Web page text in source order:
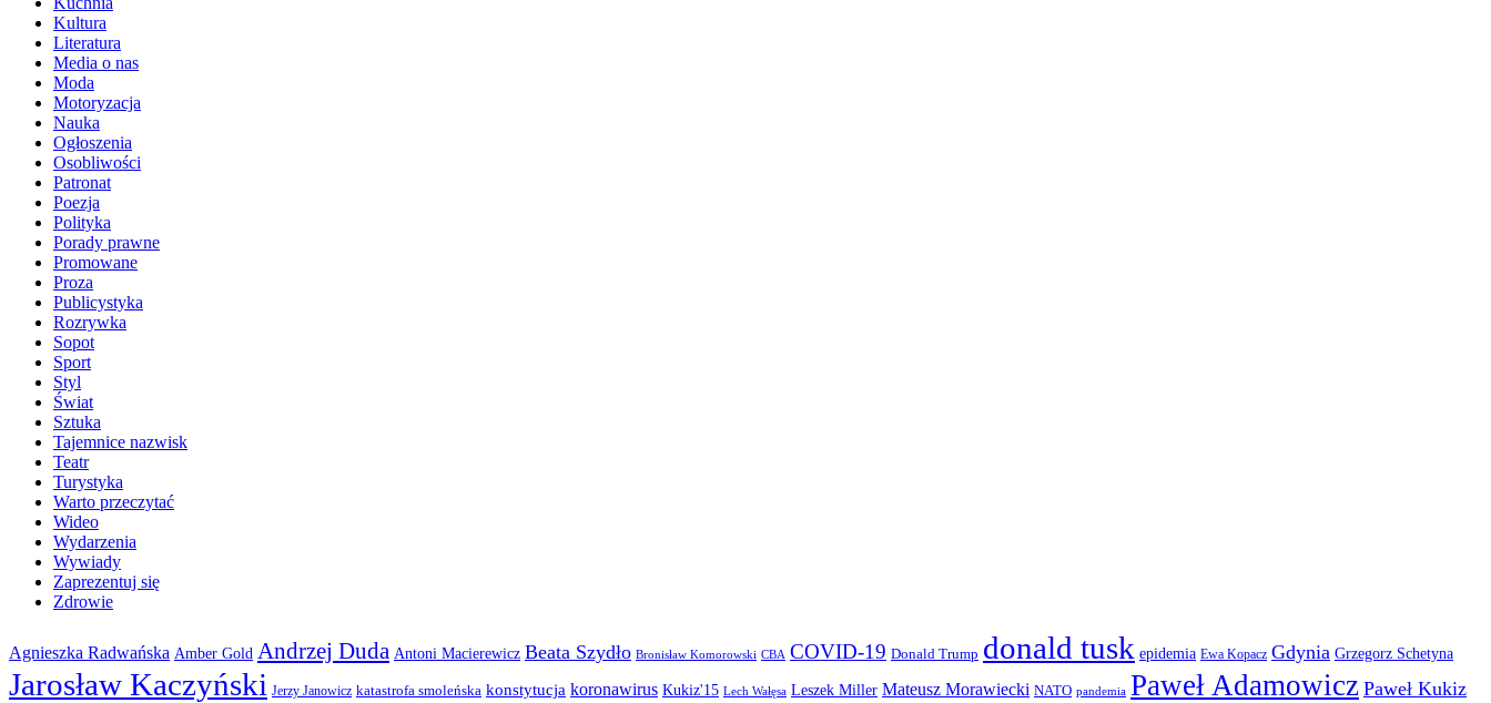
Kultura
Literatura
Media o nas
Moda
Motoryzacja
Nauka
Ogłoszenia
Osobliwości
Patronat
Poezja
Polityka
Porady prawne
Promowane
Proza
Publicystyka
Rozrywka
Sopot
Sport
Styl
Świat
Sztuka
Tajemnice nazwisk
Teatr
Turystyka
Warto przeczytać
Wideo
Wydarzenia
Wywiady
Zaprezentuj się
Zdrowie
Agnieszka Radwańska Amber Gold Andrzej Duda Antoni Macierewicz Beata Szydło Bronisław Komorowski CBA COVID-19 Donald Trump donald tusk epidemia Ewa Kopacz Gdynia Grzegorz Schetyna
Jarosław Kaczyński Jerzy Janowicz katastrofa smoleńska konstytucja koronawirus Kukiz'15 Lech Wałęsa Leszek Miller Mateusz Morawiecki NATO pandemia Paweł Adamowicz Paweł Kukiz